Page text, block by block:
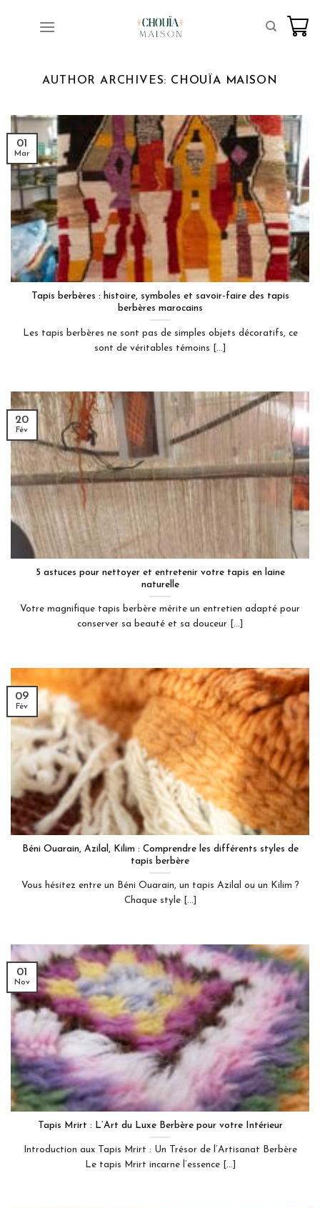
AUTHOR ARCHIVES: CHOUÏA MAISON
Tapis berbères : histoire, symboles et savoir-faire des tapis
berbères marocains
Les tapis berbères ne sont pas de simples objets décoratifs, ce
sont de véritables témoins [...]
01
Mar
5 astuces pour nettoyer et entretenir votre tapis en laine
naturelle
Votre magnifique tapis berbère mérite un entretien adapté pour
conserver sa beauté et sa douceur [...]
20
Fév
Béni Ouarain, Azilal, Kilim : Comprendre les différents styles de
tapis berbère
Vous hésitez entre un Béni Ouarain, un tapis Azilal ou un Kilim ?
Chaque style [...]
09
Fév
Tapis Mrirt : L’Art du Luxe Berbère pour votre Intérieur
Introduction aux Tapis Mrirt : Un Trésor de l’Artisanat Berbère
Le tapis Mrirt incarne l’essence [...]
01
Nov